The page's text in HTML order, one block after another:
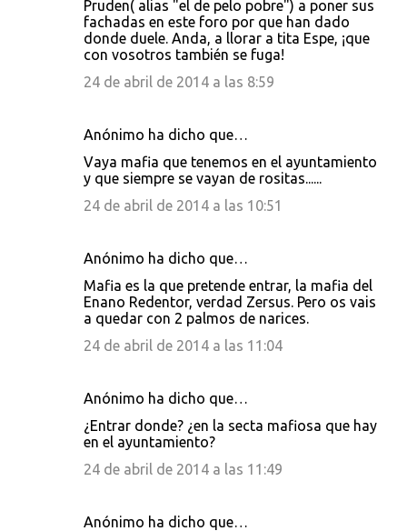
Pruden( alias "el de pelo pobre") a poner sus
fachadas en este foro por que han dado
donde duele. Anda, a llorar a tita Espe, ¡que
con vosotros también se fuga!
24 de abril de 2014 a las 8:59
Anónimo ha dicho que…
Vaya mafia que tenemos en el ayuntamiento
y que siempre se vayan de rositas......
24 de abril de 2014 a las 10:51
Anónimo ha dicho que…
Mafia es la que pretende entrar, la mafia del
Enano Redentor, verdad Zersus. Pero os vais
a quedar con 2 palmos de narices.
24 de abril de 2014 a las 11:04
Anónimo ha dicho que…
¿Entrar donde? ¿en la secta mafiosa que hay
en el ayuntamiento?
24 de abril de 2014 a las 11:49
Anónimo ha dicho que…